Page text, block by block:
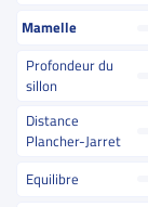
Mamelle
Profondeur du
sillon
Distance
Plancher-Jarret
Equilibre